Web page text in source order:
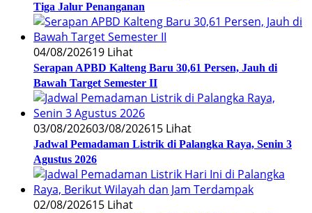
Tiga Jalur Penanganan
04/08/202619 Lihat
Serapan APBD Kalteng Baru 30,61 Persen, Jauh di
Bawah Target Semester II
03/08/202603/08/202615 Lihat
Jadwal Pemadaman Listrik di Palangka Raya, Senin 3
Agustus 2026
02/08/202615 Lihat